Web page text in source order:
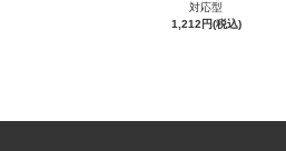
対応型
1,212円(税込)